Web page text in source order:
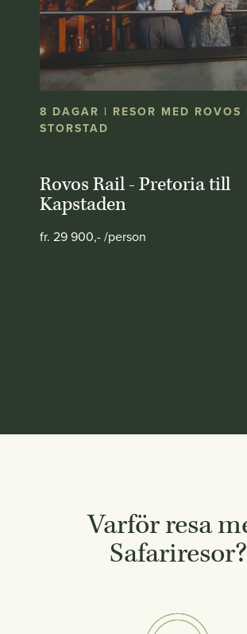
8 DAGAR | RESOR MED ROVOS
STORSTAD
Rovos Rail - Pretoria till
Kapstaden
fr. 29 900,- /person
Varför resa
Safariresor?